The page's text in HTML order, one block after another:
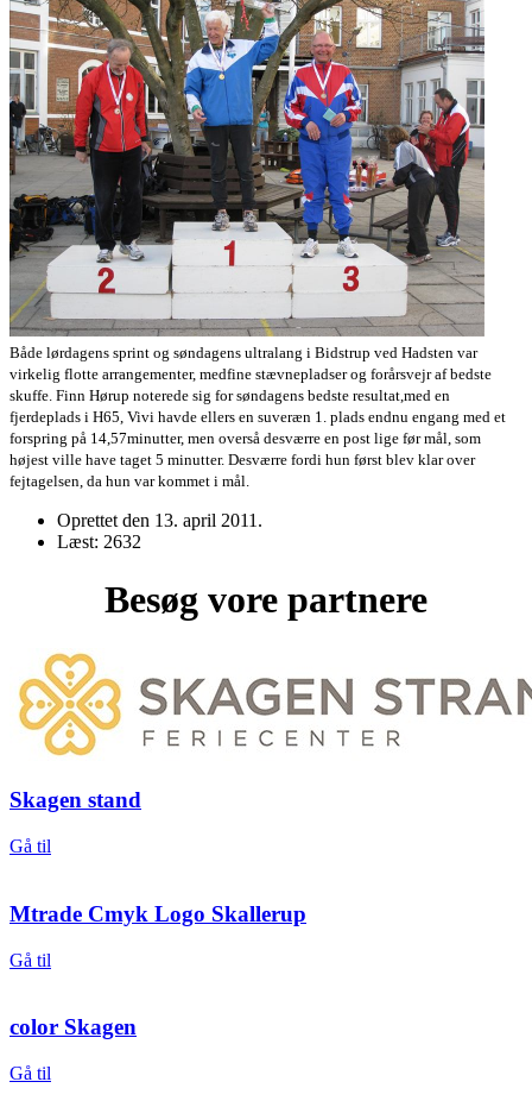
Både lørdagens sprint og søndagens ultralang i Bidstrup ved Hadsten var
virkelig flotte arrangementer, medfine stævnepladser og forårsvejr af bedste
skuffe. Finn Hørup noterede sig for søndagens bedste resultat,med en
fjerdeplads i H65, Vivi havde ellers en suveræn 1. plads endnu engang med et
forspring på 14,57minutter, men overså desværre en post lige før mål, som
højest ville have taget 5 minutter. Desværre fordi hun først blev klar over
fejtagelsen, da hun var kommet i mål.
Oprettet den 13. april 2011 .
Læst: 2632
Besøg vore partnere
Skagen stand
Gå til
Mtrade Cmyk Logo Skallerup
Gå til
color Skagen
Gå til